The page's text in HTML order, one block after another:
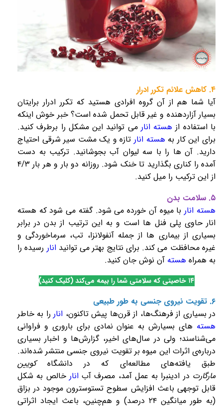
۴. کاهش علائم تکرر ادرار
آیا شما هم از آن گروه افرادی هستید که تکرر ادرار برایتان
بسیار آزاردهنده و غیر قابل تحمل شده است؟ خبر خوش اینکه
با استفاده از هسته انار می توانید این مشکل را برطرف کنید.
برای این کار به هسته انارتازه و یک مشت سیر شرقی احتیاج
دارید. آن ها را با سه لیوان آب بجوشانید. ترکیب به دست
آمده را کناری بگذارید تا خنک شود. روزانه دو بار و هر بار ۴/۳
از این ترکیب را میل کنید.
۵. سلامت بدن
هسته اناربا میوه آن خورده می شود. گفته می شود که هسته
انار حاوی پلی فنل ها است و به این ترتیب از بدن در برابر
بسیاری از بیماری ها از جمله آنفولانزا، تب، سرماخوردگی و
غیره محافظت می کند. برای نتایج بهتر می توانید انار رسیده را
به همراه هسته آن نوش جان کنید.
۱۴ خاصیتی که سلامتی شما را بیمه می‌کند (کلیک کنید)
۶. تقویت نیروی جنسی به طور طبیعی
در بسیاری از فرهنگ‌ها، از قرن‌ها پیش تاکنون، انار را به خاطر
هسته های بسیارش به عنوان نمادی برای باروری و فراوانی
می‌شناسند؛ ولی در سال‌های اخیر، گزارش‌ها و اخبار بسیاری
درباره‌ی اثرات این میوه بر تقویت نیروی جنسی منتشر شده‌اند.
طبق یافته‌های مطالعه‌ای که در دانشگاهکویین
مارگارت در ادینبرا به عمل آمد، مصرف آبانار خالص به شکل
قابل توجهی باعث افزایش سطوح تستوسترونموجود در بزاق
(به طور میانگین ۲۴ درصد) و هم‌چنین، باعث ایجاد اثراتی